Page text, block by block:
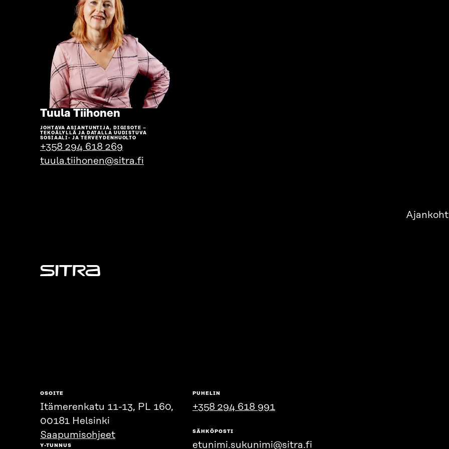
Tuula Tiihonen
henkilön
sivulle
JOHTAVA ASIANTUNTIJA, DIGISOTE –
TEKOÄLYLLÄ JA DATALLA UUDISTUVA
SOSIAALI- JA TERVEYDENHUOLTO
+358 294 618 269
tuula.tiihonen@sitra.fi
Sitra
OSOITE
Itämerenkatu 11-13, PL 160,
00181 Helsinki
Saapumisohjeet
Y-TUNNUS
PUHELIN
+358 294 618 991
SÄHKÖPOSTI
etunimi.sukunimi@sitra.fi